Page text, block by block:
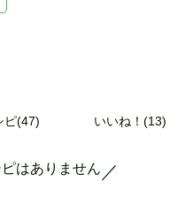
ピ(47) いいね！(13)
はありません ／